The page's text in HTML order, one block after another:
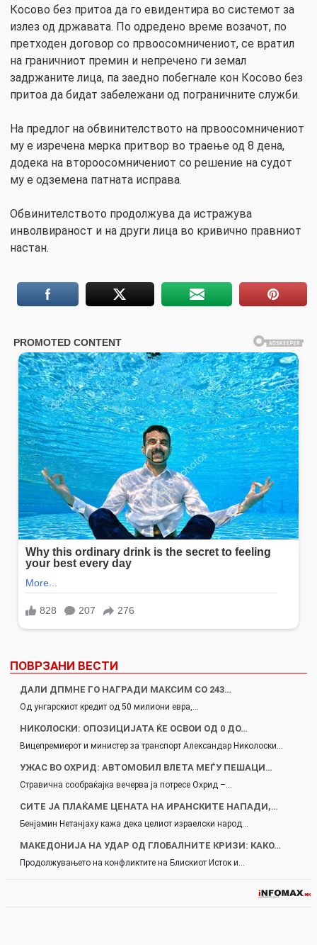
Косово без притоа да го евидентира во системот за
излез од државата. По одредено време возачот, по
претходен договор со првоосомничениот, се вратил
на граничниот премин и непречено ги земал
задржаните лица, па заедно побегнале кон Косово без
притоа да бидат забележани од пограничните служби.
На предлог на обвинителството на првоосомничениот
му е изречена мерка притвор во траење од 8 дена,
додека на второосомничениот со решение на судот
му е одземена патната исправа.
Обвинителството продолжува да истражува
инволвираност и на други лица во кривично правниот
настан.
ПОВРЗАНИ ВЕСТИ
ДАЛИ ДПМНЕ ГО НАГРАДИ МАКСИМ СО 243…
Од унгарскиот кредит од 50 милиони евра,…
НИКОЛОСКИ: ОПОЗИЦИЈАТА ЌЕ ОСВОИ ОД 0 ДО…
Вицепремиерот и министер за транспорт Александар Николоски…
УЖАС ВО ОХРИД: АВТОМОБИЛ ВЛЕТА МЕЃУ ПЕШАЦИ…
Стравична сообраќајка вечерва ја потресе Охрид –…
СИТЕ ЈА ПЛАЌАМЕ ЦЕНАТА НА ИРАНСКИТЕ НАПАДИ,…
Бенјамин Нетанјаху кажа дека целиот израелски народ…
МАКЕДОНИЈА НА УДАР ОД ГЛОБАЛНИТЕ КРИЗИ: КАКО…
Продолжувањето на конфликтите на Блискиот Исток и…